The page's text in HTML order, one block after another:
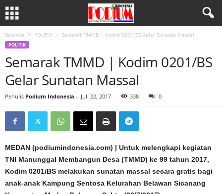
Beranda POLITIK Semarak TMMD | Kodim 0201/BS Gelar Sunatan Massal
POLITIK
Semarak TMMD | Kodim 0201/BS
Gelar Sunatan Massal
Penulis Podium Indonesia - Juli 22, 2017 338 0
MEDAN (podiumindonesia.com) | Untuk melengkapi kegiatan
TNI Manunggal Membangun Desa (TMMD) ke 99 tahun 2017,
Kodim 0201/BS melakukan sunatan massal secara gratis bagi
anak-anak Kampung Sentosa Kelurahan Belawan Sicanang